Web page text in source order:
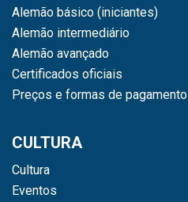
Alemão básico (iniciantes)
Alemão intermediário
Alemão avançado
Certificados oficiais
Preços e formas de pagamento
CULTURA
Cultura
Eventos